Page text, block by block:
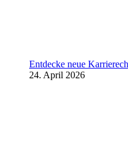
Entdecke neue
24. April 2026